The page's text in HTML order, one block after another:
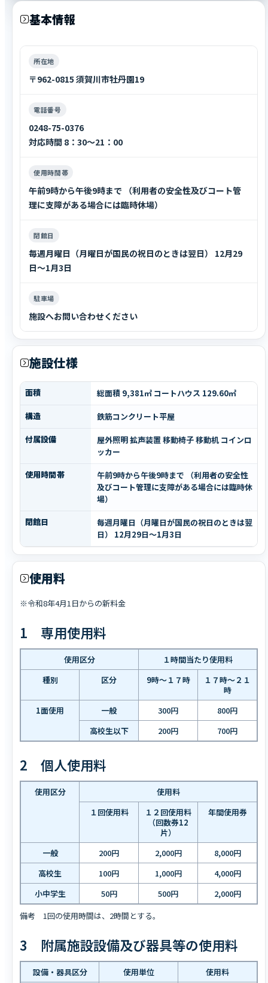
基本情報
所在地
〒962-0815 須賀川市牡丹園19
電話番号
0248-75-0376
対応時間 8：30～21：00
使用時間帯
午前9時から午後9時まで （利用者の安全性及びコート管
理に支障がある場合には臨時休場）
閉館日
毎週月曜日（月曜日が国民の祝日のときは翌日） 12月29
日～1月3日
駐車場
施設へお問い合わせください
施設仕様
面積
総面積 9,381㎡ コートハウス 129.60㎡
構造
鉄筋コンクリート平屋
付属設備
屋外照明 拡声装置 移動椅子 移動机 コインロ
ッカー
使用時間帯
午前9時から午後9時まで （利用者の安全性
及びコート管理に支障がある場合には臨時休
場）
閉館日
毎週月曜日（月曜日が国民の祝日のときは翌
日） 12月29日～1月3日
使用料
※令和8年4月1日からの新料金
1 専用使用料
使用区分
１時間当たり使用料
種別
区分 9時～１７時
１７時～２１
時
1面使用
一般 300円
800円
高校生以下
200円 700円
2 個人使用料
使用区分
使用料
１回使用料
１２回使用料
（回数券12
片）
年間使用券
一般 200円 2,000円
8,000円
高校生
100円 1,000円
4,000円
小中学生
50円 500円
2,000円
備考 1回の使用時間は、2時間とする。
3 附属施設設備及び器具等の使用料
設備・器具区分 使用単位 使用料